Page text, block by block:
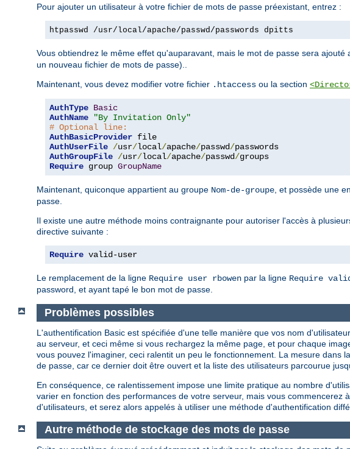
Pour ajouter un utilisateur à votre fichier de mots de passe préexistant, entrez :
htpasswd /usr/local/apache/passwd/passwords dpitts
Vous obtiendrez le même effet qu'auparavant, mais le mot de passe sera
un nouveau fichier de mots de passe)..
Maintenant, vous devez modifier votre fichier .htaccess ou la section
AuthType Basic
AuthName
"By Invitation Only"
# Optional line:
AuthBasicProvider
AuthUserFile /usr/local/apache/passwd/
AuthGroupFile /usr/local/apache/passwd/
Require group GroupName
Maintenant, quiconque appartient au groupe Nom-de-groupe, et possède une
passe.
Il existe une autre méthode moins contraignante pour autoriser l'accès à
directive suivante :
Require valid-user
Le remplacement de la ligne Require user rbowen par la ligne Require
password, et ayant tapé le bon mot de passe.
Problèmes possibles
L'authentification Basic est spécifiée d'une telle manière que vos nom
au serveur, et ceci même si vous rechargez la même page, et pour chaque
vous pouvez l'imaginer, ceci ralentit un peu le fonctionnement. La mesure
de passe, car ce dernier doit être ouvert et la liste des utilisateurs parcourue
En conséquence, ce ralentissement impose une limite pratique au nombre
varier en fonction des performances de votre serveur, mais vous
d'utilisateurs, et serez alors appelés à utiliser une méthode d'authentification
Autre méthode de stockage des mots de passe